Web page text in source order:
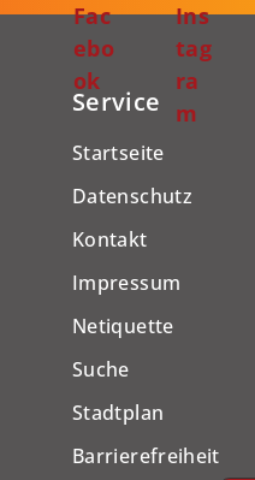
Fac
ebo
ok
Ins
tag
ra
m
Service
Startseite
Datenschutz
Kontakt
Impressum
Netiquette
Suche
Stadtplan
Barrierefreiheit